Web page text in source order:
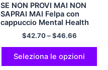
SE NON PROVI MAI NON
SAPRAI MAI Felpa con
cappuccio Mental Health
Felpa con cappuccio
$42.70–$46.66
Seleziona le opzioni